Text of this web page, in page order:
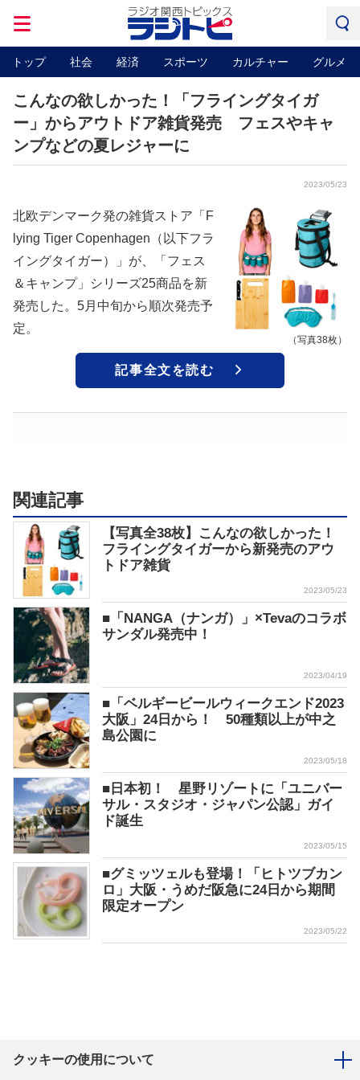
トップ 社会 経済 スポーツ カルチャー グルメ
こんなの欲しかった！「フライングタイガ
ー」からアウトドア雑貨発売 フェスやキャ
ンプなどの夏レジャーに
2023/05/23
（写真38枚）
北欧デンマーク発の雑貨ストア「F
lying Tiger Copenhagen（以下フラ
イングタイガー）」が、「フェス
＆キャンプ」シリーズ25商品を新
発売した。5月中旬から順次発売予
定。
記事全文を読む
関連記事
【写真全38枚】こんなの欲しかった！
フライングタイガーから新発売のアウ
トドア雑貨
2023/05/23
■「NANGA（ナンガ）」×Tevaのコラボ
サンダル発売中！
2023/04/19
■「ベルギービールウィークエンド2023
大阪」24日から！ 50種類以上が中之
島公園に
2023/05/18
■日本初！ 星野リゾートに「ユニバー
サル・スタジオ・ジャパン公認」ガイ
ド誕生
2023/05/15
■グミッツェルも登場！「ヒトツブカン
ロ」大阪・うめだ阪急に24日から期間
限定オープン
2023/05/22
クッキーの使用について